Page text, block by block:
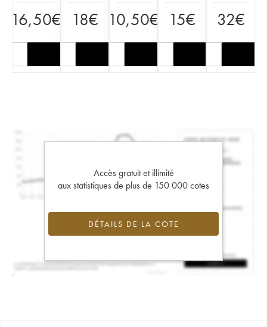
16,50€ 18€ 10,50€ 15€ 32€
Accès gratuit et illimité
aux statistiques de plus de 150 000 cotes
DÉTAILS DE LA COTE